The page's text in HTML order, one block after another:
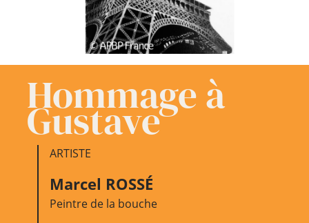
Hommage à
Gustave
ARTISTE
Marcel ROSSÉ
Peintre de la bouche